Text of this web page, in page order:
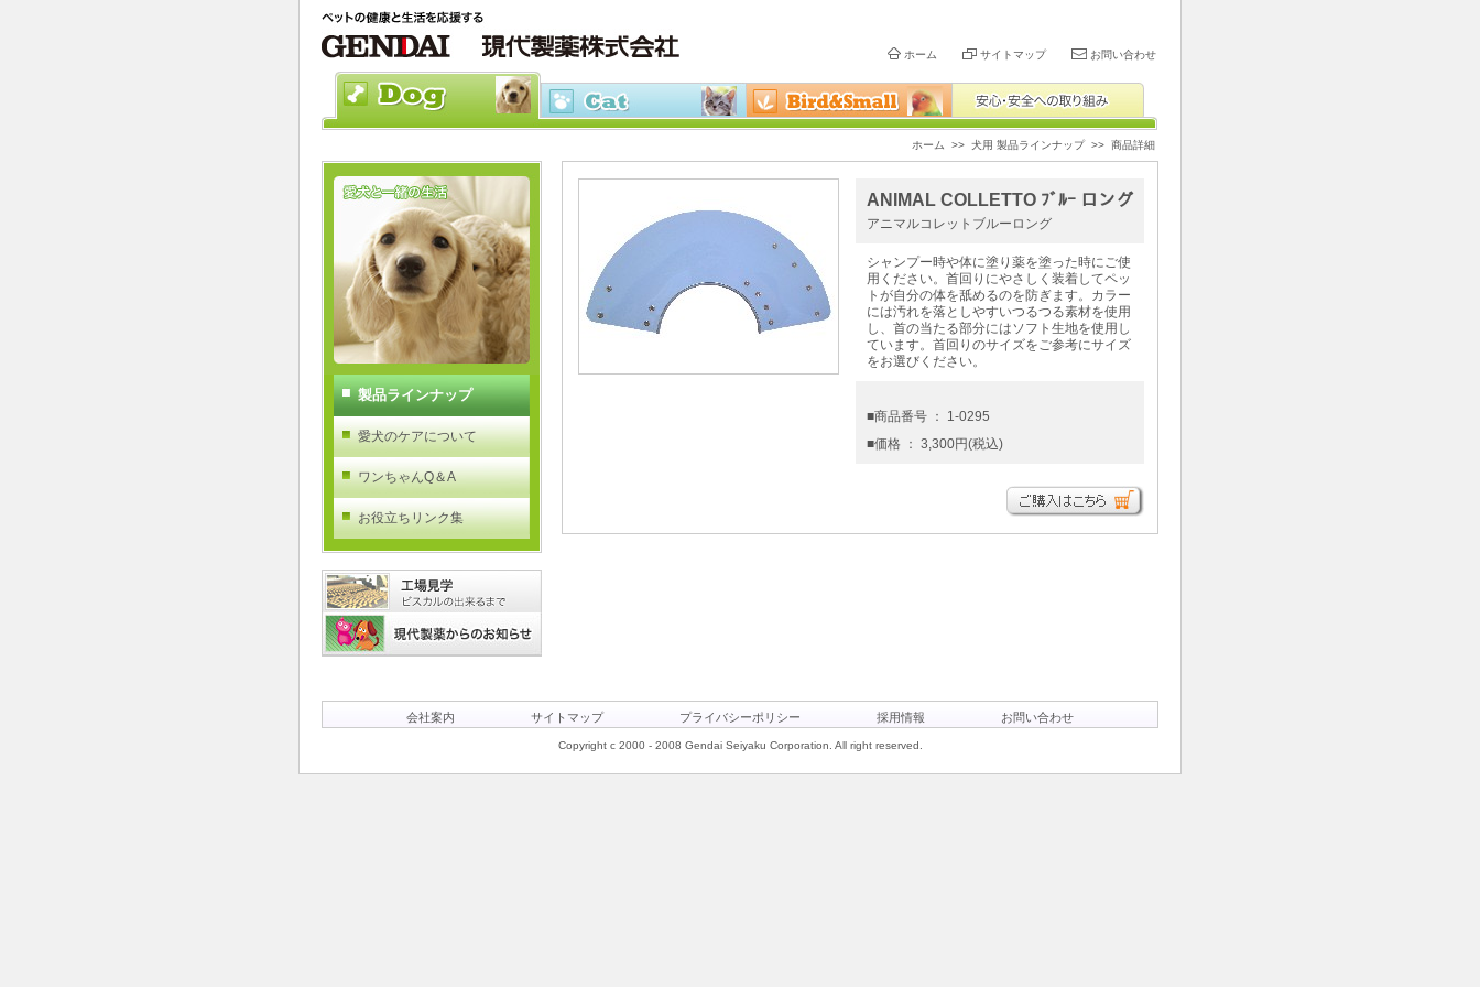
ホーム サイトマップ お問い合わせ
ホーム >> 犬用 製品ラインナップ>> 商品詳細
製品ラインナップ
愛犬のケアについて
ワンちゃんQ＆A
お役立ちリンク集
ANIMAL COLLETTO ﾌﾞﾙｰ ロング
アニマルコレットブルーロング
シャンプー時や体に塗り薬を塗った時にご使
用ください。首回りにやさしく装着してペッ
トが自分の体を舐めるのを防ぎます。カラー
には汚れを落としやすいつるつる素材を使用
し、首の当たる部分にはソフト生地を使用し
ています。首回りのサイズをご参考にサイズ
をお選びください。
■商品番号 ： 1-0295
■価格 ： 3,300円(税込)
会社案内 サイトマップ プライバシーポリシー 採用情報 お問い合わせ
Copyright c 2000 - 2008 Gendai Seiyaku Corporation. All right reserved.